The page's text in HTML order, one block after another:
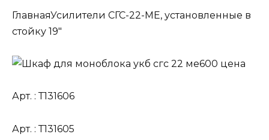
ГлавнаяУсилители СГС-22-МЕ, установленные в
стойку 19″
Арт. : Т131606
Арт. : Т131605